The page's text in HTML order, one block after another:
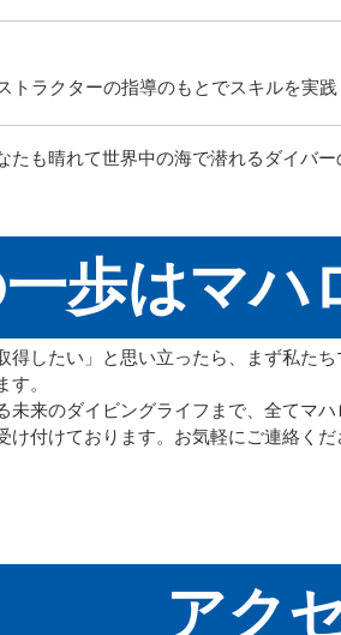
トラクターの指導のもとでスキルを実践
たも晴れて世界中の海で潜れるダイバ
歩はマハ
得したい」と思い立ったら、まず私た
す。
来のダイビングライフまで、全てマハ
付けております。お気軽にご連絡くだ
アク